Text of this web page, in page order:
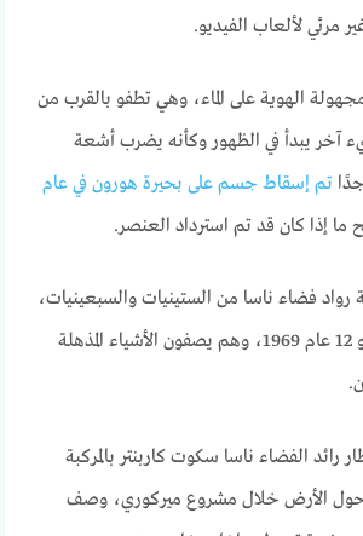
مرئي لألعاب الفيديو.
الهوية على الماء، وهي تطفو بالقرب من
آخر يبدأ في الظهور وكأنه يضرب أشعة
تم إسقاط جسم على بحيرة هورون في عام
ما إذا كان قد تم استرداد العنصر.
رواد فضاء ناسا من الستينيات والسبعينيات،
بما في ذلك طاقم أبولو 12 عام 1969، وهم يصفون الأشياء المذهلة
عندما طار رائد الفضاء ناسا سكوت كاربنتر بالمركبة
حول الأرض خلال مشروع ميركوري، وصف